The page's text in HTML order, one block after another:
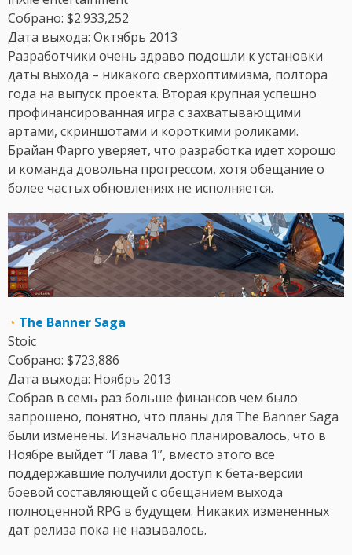
Собрано: $2.933,252
Дата выхода: Октябрь 2013
Разработчики очень здраво подошли к установки
даты выхода – никакого сверхоптимизма, полтора
года на выпуск проекта. Вторая крупная успешно
профинансированная игра с захватывающими
артами, скриншотами и короткими роликами.
Брайан Фарго уверяет, что разработка идет хорошо
и команда довольна прогрессом, хотя обещание о
более частых обновлениях не исполняется.
◔ The Banner Saga
Stoic
Собрано: $723,886
Дата выхода: Ноябрь 2013
Собрав в семь раз больше финансов чем было
запрошено, понятно, что планы для The Banner Saga
были изменены. Изначально планировалось, что в
Ноябре выйдет “Глава 1”, вместо этого все
поддержавшие получили доступ к бета-версии
боевой составляющей с обещанием выхода
полноценной RPG в будущем. Никаких измененных
дат релиза пока не называлось.